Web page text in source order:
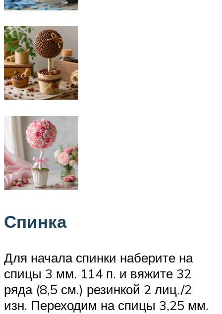
Спинка
Для начала спинки наберите на
спицы 3 мм. 114 п. и вяжите 32
ряда (8,5 см.) резинкой 2 лиц./2
изн. Переходим на спицы 3,25 мм.